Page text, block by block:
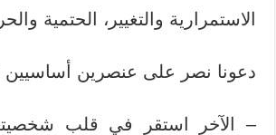
الاستمرارية والتغيير، الحتمية
دعونا نصر على عنصرين أساسيين
– الآخر استقر في قلب